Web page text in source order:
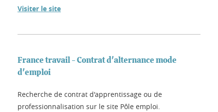
Visiter le site
France travail - Contrat d'alternance mode
d'emploi
Recherche de contrat d'apprentissage ou de
professionnalisation sur le site Pôle emploi.